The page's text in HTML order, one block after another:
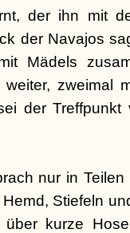
der ihn mit
der Navajos
Mädels
zweimal
der
nur in
Stiefeln
kurze